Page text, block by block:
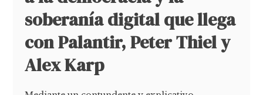
soberanía digital que llega
con Palantir, Peter Thiel y
Alex Karp